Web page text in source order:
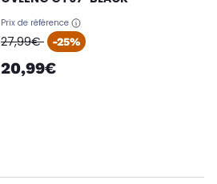
Prix de référence
oldPrice
27,99€ -25%
20,99€